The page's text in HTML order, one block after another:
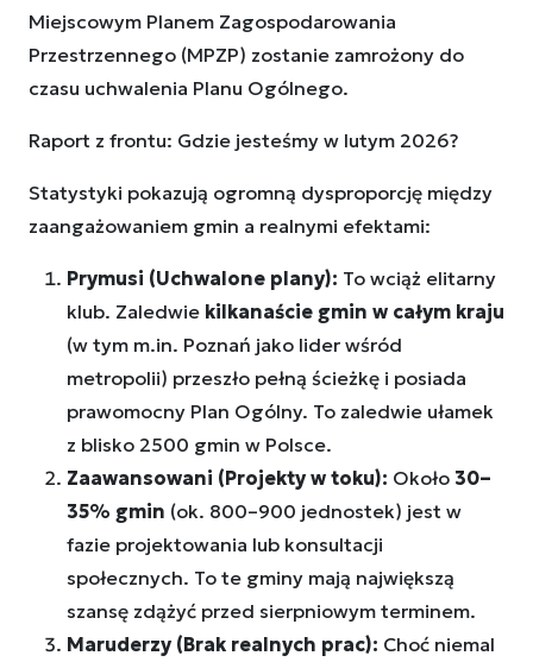
Miejscowym Planem Zagospodarowania
Przestrzennego (MPZP) zostanie zamrożony do
czasu uchwalenia Planu Ogólnego.
Raport z frontu: Gdzie jesteśmy w lutym 2026?
Statystyki pokazują ogromną dysproporcję między
zaangażowaniem gmin a realnymi efektami:
Prymusi (Uchwalone plany): To wciąż elitarny
klub. Zaledwie kilkanaście gmin w całym kraju
(w tym m.in. Poznań jako lider wśród
metropolii) przeszło pełną ścieżkę i posiada
prawomocny Plan Ogólny. To zaledwie ułamek
z blisko 2500 gmin w Polsce.
Zaawansowani (Projekty w toku): Około 30–
35% gmin (ok. 800–900 jednostek) jest w
fazie projektowania lub konsultacji
społecznych. To te gminy mają największą
szansę zdążyć przed sierpniowym terminem.
Maruderzy (Brak realnych prac): Choć niemal